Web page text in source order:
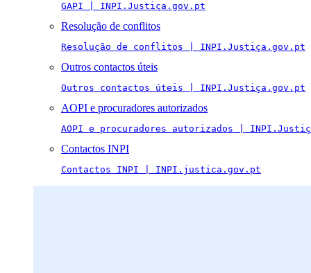
GAPI | INPI.Justiça.gov.pt
Resolução de conflitos
Resolução de conflitos | INPI.Justiça.gov.pt
Outros contactos úteis
Outros contactos úteis | INPI.Justiça.gov.pt
AOPI e procuradores autorizados
AOPI e procuradores autorizados |
Contactos INPI
Contactos INPI | INPI.justica.gov.pt